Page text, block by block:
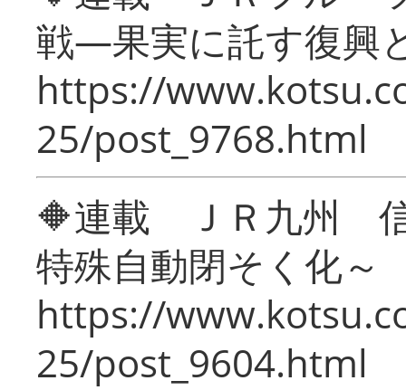
戦―果実に託す復興
https://
25/post_9768.html
🔶連載 ＪＲ九州 信
特殊自動閉そく化～
https://
25/post_9604.html